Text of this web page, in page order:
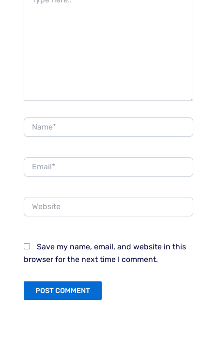
here..
Name*
Email*
Website
Save my name, email, and website in this
browser for the next time I comment.